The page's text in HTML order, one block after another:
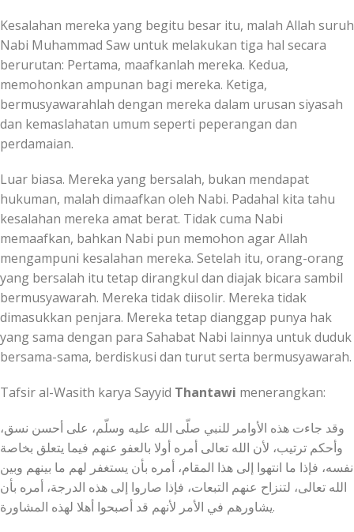
Kesalahan mereka yang begitu besar itu, malah Allah suruh
Nabi Muhammad Saw untuk melakukan tiga hal secara
berurutan: Pertama, maafkanlah mereka. Kedua,
memohonkan ampunan bagi mereka. Ketiga,
bermusyawarahlah dengan mereka dalam urusan siyasah
dan kemaslahatan umum seperti peperangan dan
perdamaian.
Luar biasa. Mereka yang bersalah, bukan mendapat
hukuman, malah dimaafkan oleh Nabi. Padahal kita tahu
kesalahan mereka amat berat. Tidak cuma Nabi
memaafkan, bahkan Nabi pun memohon agar Allah
mengampuni kesalahan mereka. Setelah itu, orang-orang
yang bersalah itu tetap dirangkul dan diajak bicara sambil
bermusyawarah. Mereka tidak diisolir. Mereka tidak
dimasukkan penjara. Mereka tetap dianggap punya hak
yang sama dengan para Sahabat Nabi lainnya untuk duduk
bersama-sama, berdiskusi dan turut serta bermusyawarah.
Tafsir al-Wasith karya Sayyid Thantawi menerangkan:
وأحكم ترتيب، لأن الله تعالى أمره أولا بالعفو عنهم فيما يتعلق بخاصة
نفسه، فإذا ما انتهوا إلى هذا المقام، أمره بأن يستغفر لهم ما بينهم وبين
الله تعالى، لتنزاح عنهم التبعات، فإذا صاروا إلى هذه الدرجة، أمره بأن
يشاورهم في الأمر لأنهم قد أصبحوا أهلا لهذه المشاورة.